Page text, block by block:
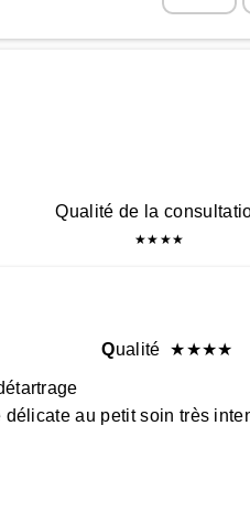
Qualité de la
★★ ★★
Qualité ★★★★
au petit soin très